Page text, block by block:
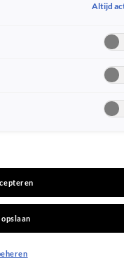
maakt
Altijd